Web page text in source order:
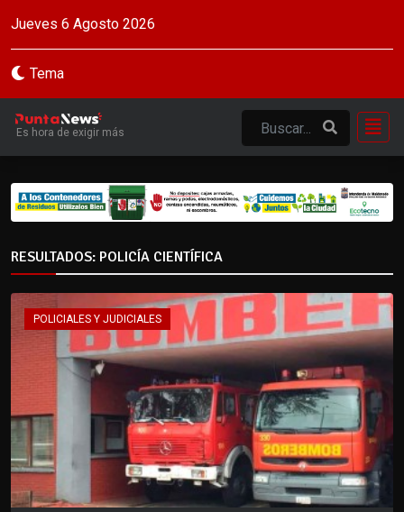
Jueves 6 Agosto 2026
Tema
Es hora de exigir más
RESULTADOS: POLICÍA CIENTÍFICA
POLICIALES Y JUDICIALES